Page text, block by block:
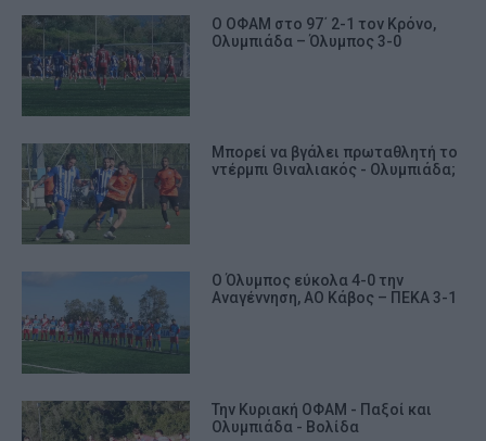
Ο ΟΦΑΜ στο 97΄ 2-1 τον Κρόνο,
Ολυμπιάδα – Όλυμπος 3-0
Μπορεί να βγάλει πρωταθλητή το
ντέρμπι Θιναλιακός - Ολυμπιάδα;
Ο Όλυμπος εύκολα 4-0 την
Αναγέννηση, ΑΟ Κάβος – ΠΕΚΑ 3-1
Την Κυριακή ΟΦΑΜ - Παξοί και
Ολυμπιάδα - Βολίδα